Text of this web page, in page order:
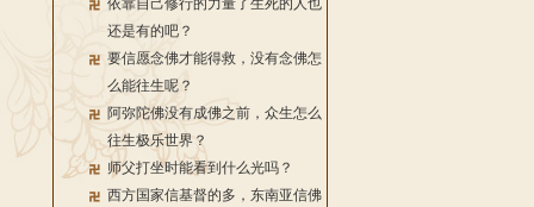
依靠自己修行的力量了生死的人也
还是有的吧？
要信愿念佛才能得救，没有念佛怎
么能往生呢？
阿弥陀佛没有成佛之前，众生怎么
往生极乐世界？
师父打坐时能看到什么光吗？
西方国家信基督的多，东南亚信佛